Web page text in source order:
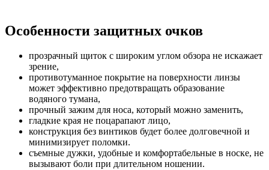
Особенности защитных очков
прозрачный щиток с широким углом обзора не искажает
зрение,
противотуманное покрытие на поверхности линзы
может эффективно предотвращать образование
водяного тумана,
прочный зажим для носа, который можно заменить,
гладкие края не поцарапают лицо,
конструкция без винтиков будет более долговечной и
минимизирует поломки.
съемные дужки, удобные и комфортабельные в носке, не
вызывают боли при длительном ношении.